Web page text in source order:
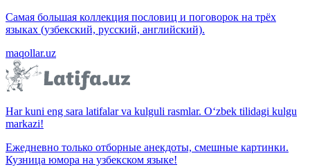
Самая большая коллекция пословиц и поговорок на трёх
языках (узбекский, русский, английский).
maqollar.uz
Har kuni eng sara latifalar va kulguli rasmlar. O‘zbek tilidagi kulgu
markazi!
Ежедневно только отборные анекдоты, смешные картинки.
Кузница юмора на узбекском языке!